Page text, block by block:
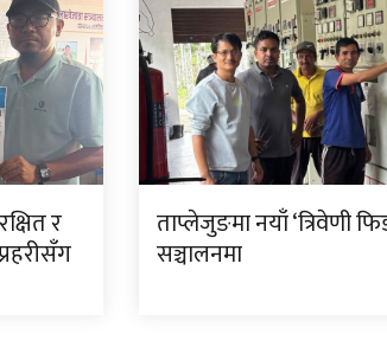
र ताप्लेजुङमा नयाँ ‘त्रिवेणी
सञ्चालनमा